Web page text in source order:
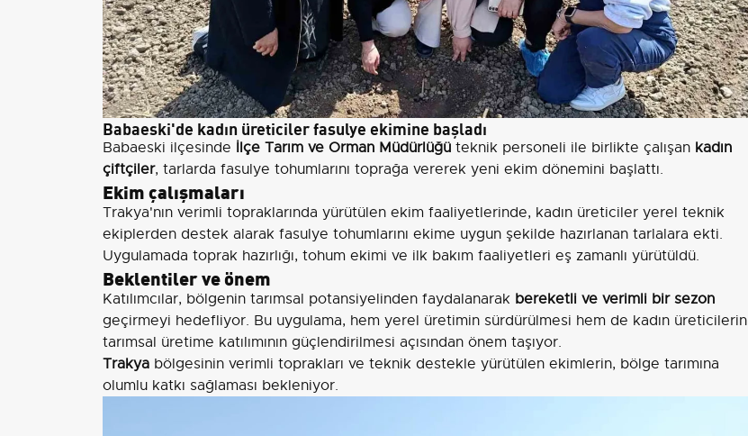
Babaeski'de kadın üreticiler fasulye ekimine başladı
Babaeski ilçesinde İlçe Tarım ve Orman Müdürlüğü teknik personeli ile birlikte çalışan kadın
çiftçiler, tarlarda fasulye tohumlarını toprağa vererek yeni ekim dönemini başlattı.
Ekim çalışmaları
Trakya'nın verimli topraklarında yürütülen ekim faaliyetlerinde, kadın üreticiler yerel teknik
ekiplerden destek alarak fasulye tohumlarını ekime uygun şekilde hazırlanan tarlalara ekti.
Uygulamada toprak hazırlığı, tohum ekimi ve ilk bakım faaliyetleri eş zamanlı yürütüldü.
Beklentiler ve önem
Katılımcılar, bölgenin tarımsal potansiyelinden faydalanarak bereketli ve verimli bir sezon
geçirmeyi hedefliyor. Bu uygulama, hem yerel üretimin sürdürülmesi hem de kadın üreticilerin
tarımsal üretime katılımının güçlendirilmesi açısından önem taşıyor.
Trakya bölgesinin verimli toprakları ve teknik destekle yürütülen ekimlerin, bölge tarımına
olumlu katkı sağlaması bekleniyor.